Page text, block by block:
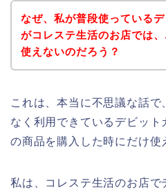
なぜ、私が普段使っている
がコレステ生活のお店では
使えないのだろう？
これは、本当に不思議な話で
なく利用できているデビッ
の商品を購入した時にだけ使
私は、コレステ生活のお店で